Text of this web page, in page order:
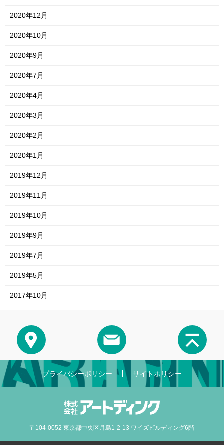
2020年12月
2020年10月
2020年9月
2020年7月
2020年4月
2020年3月
2020年2月
2020年1月
2019年12月
2019年11月
2019年10月
2019年9月
2019年7月
2019年5月
2017年10月
〒104-0052 東京都中央区月島1-2-13 ワイズビルディング6階
プライバシーポリシー サイトポリシー